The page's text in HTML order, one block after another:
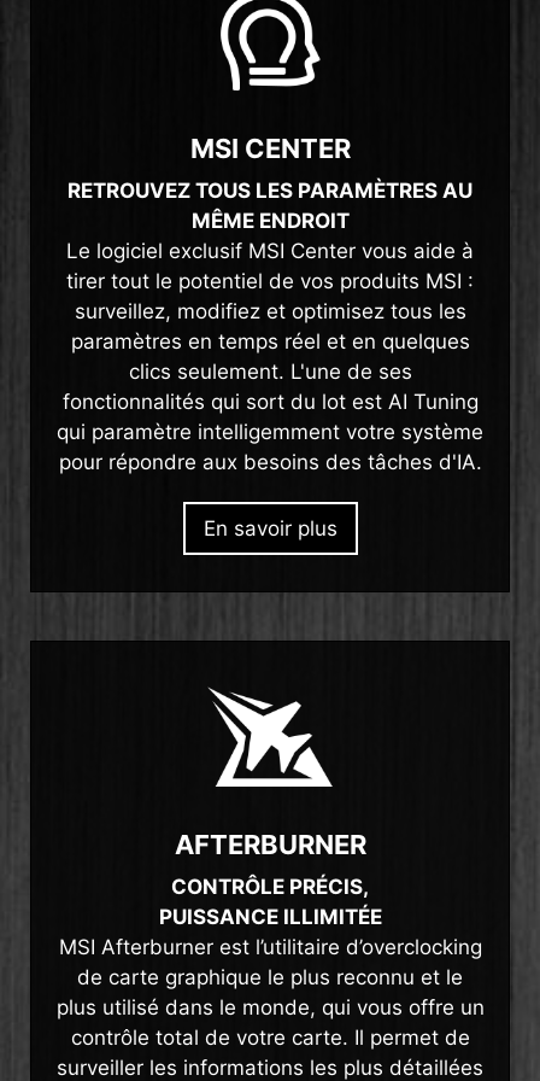
MSI CENTER
RETROUVEZ TOUS LES PARAMÈTRES AU
MÊME ENDROIT
Le logiciel exclusif MSI Center vous aide à
tirer tout le potentiel de vos produits MSI :
surveillez, modifiez et optimisez tous les
paramètres en temps réel et en quelques
clics seulement. L'une de ses
fonctionnalités qui sort du lot est AI Tuning
qui paramètre intelligemment votre système
pour répondre aux besoins des tâches d'IA.
En savoir plus
AFTERBURNER
CONTRÔLE PRÉCIS,
PUISSANCE ILLIMITÉE
MSI Afterburner est l’utilitaire d’overclocking
de carte graphique le plus reconnu et le
plus utilisé dans le monde, qui vous offre un
contrôle total de votre carte. Il permet de
surveiller les informations les plus détaillées